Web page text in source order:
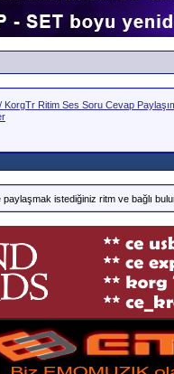
Ritim Ses Soru Cevap
paylaşmak istediğiniz ritm ve bağlı